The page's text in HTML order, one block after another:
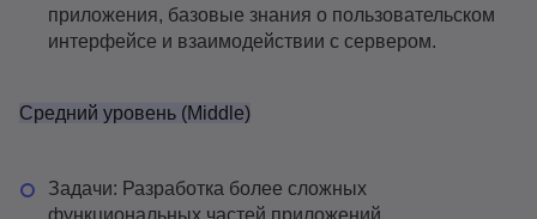
приложения, базовые знания о пользовательском
интерфейсе и взаимодействии с сервером.
Средний уровень (Middle)
Задачи: Разработка более сложных
функциональных частей приложений,